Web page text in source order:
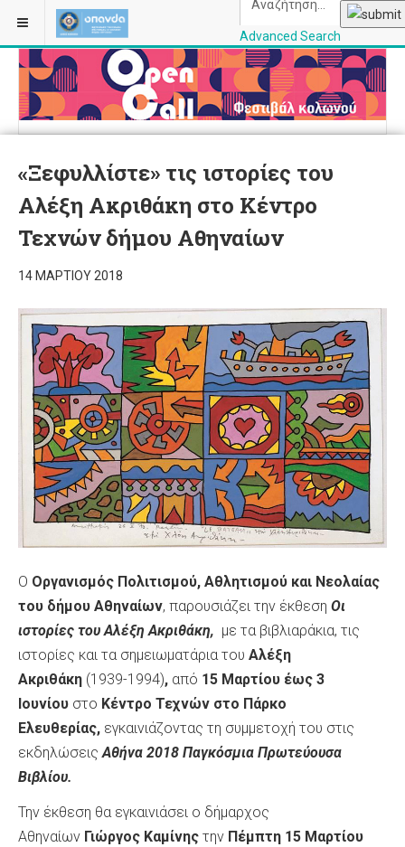
Advanced Search
«Ξεφυλλίστε» τις ιστορίες του
Αλέξη Ακριθάκη στο Κέντρο
Τεχνών δήμου Αθηναίων
14 ΜΑΡΤΊΟΥ 2018
Ο Οργανισμός Πολιτισμού, Αθλητισμού και Νεολαίας
του δήμου Αθηναίων, παρουσιάζει την έκθεση Οι
ιστορίες του Αλέξη Ακριθάκη, με τα βιβλιαράκια, τις
ιστορίες και τα σημειωματάρια του Αλέξη
Ακριθάκη (1939-1994), από 15 Μαρτίου έως 3
Ιουνίου στο Κέντρο Τεχνών στο Πάρκο
Ελευθερίας, εγκαινιάζοντας τη συμμετοχή του στις
εκδηλώσειςΑθήνα 2018 Παγκόσμια Πρωτεύουσα
Βιβλίου.
Την έκθεση θα εγκαινιάσει ο δήμαρχος
Αθηναίων Γιώργος Καμίνης την Πέμπτη 15 Μαρτίου